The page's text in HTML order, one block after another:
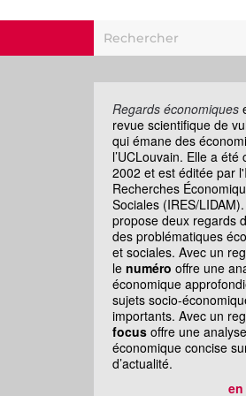
Regards économiques
revue scientifique de
qui émane des
l’UCLouvain. Elle a été
2002 et est éditée par
Recherches
Sociales (IRES/
propose deux regards
des problématiques
et sociales. Avec un
le numéro offre une
économique
sujets socio-
importants. Avec un
focus offre une analyse
économique concise
d’actualité.